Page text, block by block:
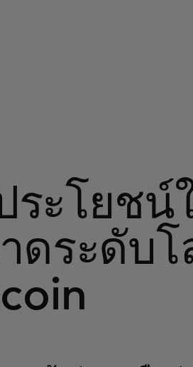
ระโยชน์
ดระดับ